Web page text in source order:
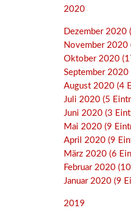
2020
Dezember 2020
November 2020
Oktober 2020
September 2020
August 2020 (4
Juli 2020 (5
Juni 2020 (3
Mai 2020 (9
April 2020 (9
März 2020 (6
Februar 2020
Januar 2020 (9
2019